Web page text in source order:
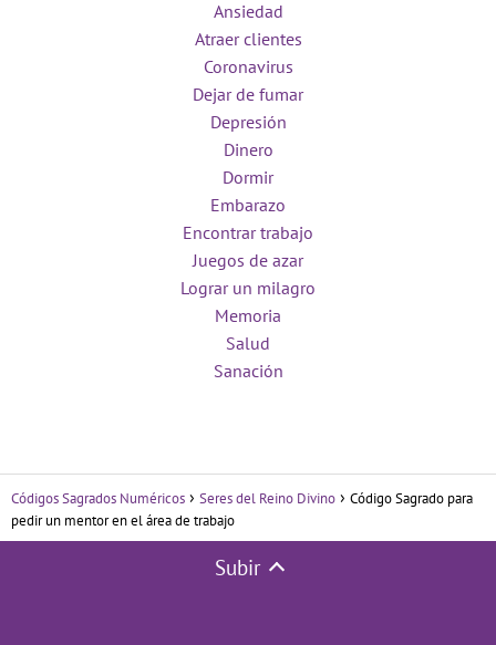
Ansiedad
Atraer clientes
Coronavirus
Dejar de fumar
Depresión
Dinero
Dormir
Embarazo
Encontrar trabajo
Juegos de azar
Lograr un milagro
Memoria
Salud
Sanación
Códigos Sagrados Numéricos Seres del Reino Divino
Código Sagrado para
pedir un mentor en el área de trabajo
Subir